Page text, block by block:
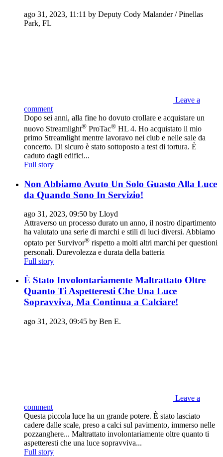
ago 31, 2023, 11:11 by Deputy Cody Malander / Pinellas
Park, FL
Leave a
comment
Dopo sei anni, alla fine ho dovuto crollare e acquistare un
nuovo Streamlight® ProTac® HL 4. Ho acquistato il mio
primo Streamlight mentre lavoravo nei club e nelle sale da
concerto. Di sicuro è stato sottoposto a test di tortura. È
caduto dagli edifici...
Full story
Non Abbiamo Avuto Un Solo Guasto Alla Luce
da Quando Sono In Servizio!
ago 31, 2023, 09:50 by Lloyd
Attraverso un processo durato un anno, il nostro dipartimento
ha valutato una serie di marchi e stili di luci diversi. Abbiamo
optato per Survivor® rispetto a molti altri marchi per questioni
personali. Durevolezza e durata della batteria
Full story
È Stato Involontariamente Maltrattato Oltre
Quanto Ti Aspetteresti Che Una Luce
Sopravviva, Ma Continua a Calciare!
ago 31, 2023, 09:45 by Ben E.
Leave a
comment
Questa piccola luce ha un grande potere. È stato lasciato
cadere dalle scale, preso a calci sul pavimento, immerso nelle
pozzanghere... Maltrattato involontariamente oltre quanto ti
aspetteresti che una luce sopravviva...
Full story